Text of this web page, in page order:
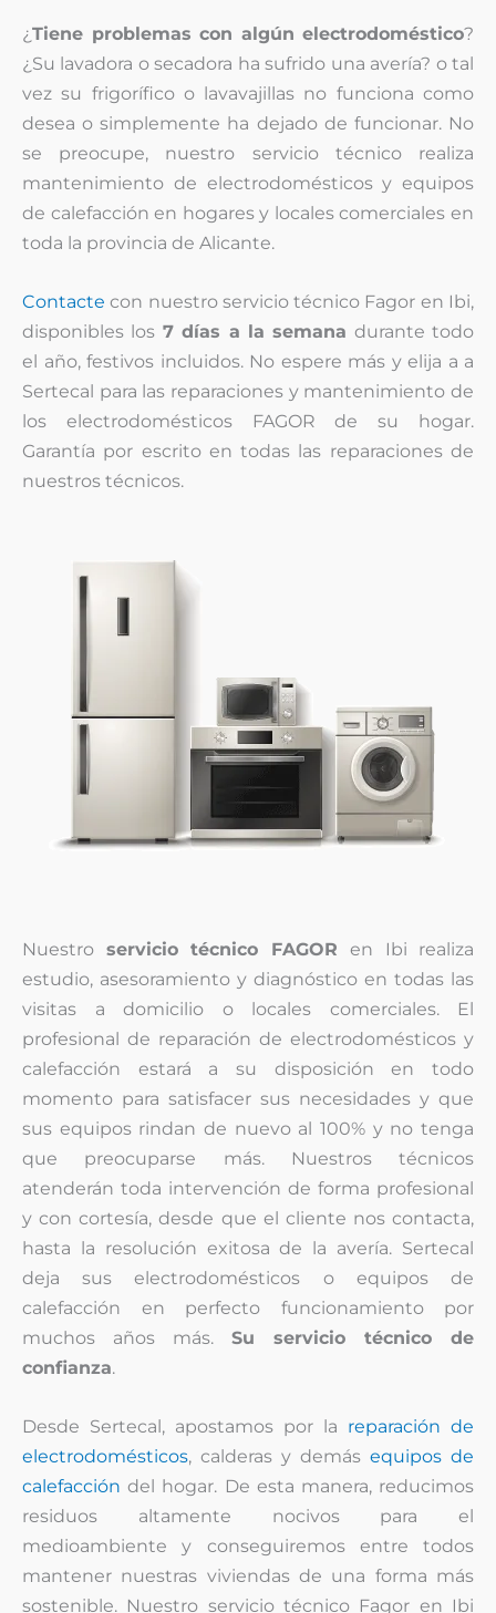
¿Tiene problemas con algún electrodoméstico?
¿Su lavadora o secadora ha sufrido una avería? o tal
vez su frigorífico o lavavajillas no funciona como
desea o simplemente ha dejado de funcionar. No
se preocupe, nuestro servicio técnico realiza
mantenimiento de electrodomésticos y equipos
de calefacción en hogares y locales comerciales en
toda la provincia de Alicante.
Contacte con nuestro servicio técnico Fagor en Ibi,
disponibles los 7 días a la semana durante todo
el año, festivos incluidos. No espere más y elija a a
Sertecal para las reparaciones y mantenimiento de
los electrodomésticos FAGOR de su hogar.
Garantía por escrito en todas las reparaciones de
nuestros técnicos.
Nuestro servicio técnico FAGOR en Ibi realiza
estudio, asesoramiento y diagnóstico en todas las
visitas a domicilio o locales comerciales. El
profesional de reparación de electrodomésticos y
calefacción estará a su disposición en todo
momento para satisfacer sus necesidades y que
sus equipos rindan de nuevo al 100% y no tenga
que preocuparse más. Nuestros técnicos
atenderán toda intervención de forma profesional
y con cortesía, desde que el cliente nos contacta,
hasta la resolución exitosa de la avería. Sertecal
deja sus electrodomésticos o equipos de
calefacción en perfecto funcionamiento por
muchos años más. Su servicio técnico de
confianza.
Desde Sertecal, apostamos por la reparación de
electrodomésticos, calderas y demás equipos de
calefacción del hogar. De esta manera, reducimos
residuos altamente nocivos para el
medioambiente y conseguiremos entre todos
mantener nuestras viviendas de una forma más
sostenible. Nuestro servicio técnico Fagor en Ibi